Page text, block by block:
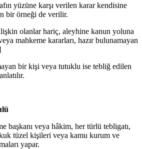
yüzüne karşı verilen karar kendisine
bir örneği de verilir.
olanlar hariç, aleyhine kanun yoluna
mahkeme kararları, hazır bulunamayan
bir kişi veya tutuklu ise tebliğ edilen
başkanı veya hâkim, her türlü tebligatı,
tüzel kişileri veya kamu kurum ve
yapar.